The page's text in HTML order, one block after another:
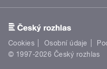
Cookies Osobní údaje
© 1997-2026 Český rozhlas